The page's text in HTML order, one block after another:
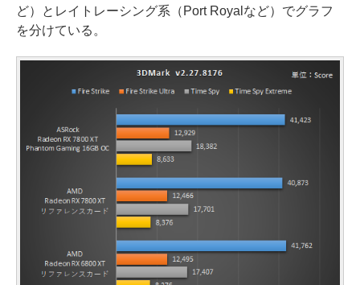
ど）とレイトレーシング系（Port Royalなど）でグラフ
を分けている。